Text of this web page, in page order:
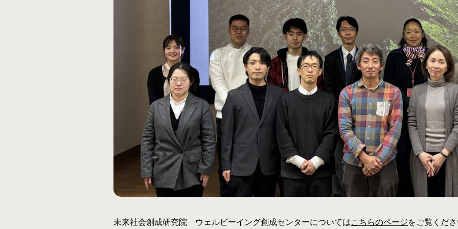
未来社会創成研究院 ウェルビーイング創成センターについてはこちらのページをご覧くだ